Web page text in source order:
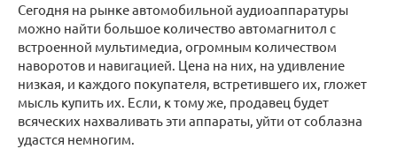
Сегодня на рынке автомобильной аудиоаппаратуры
можно найти большое количество автомагнитол с
встроенной мультимедиа, огромным количеством
наворотов и навигацией. Цена на них, на удивление
низкая, и каждого покупателя, встретившего их, гложет
мысль купить их. Если, к тому же, продавец будет
всяческих нахваливать эти аппараты, уйти от соблазна
удастся немногим.